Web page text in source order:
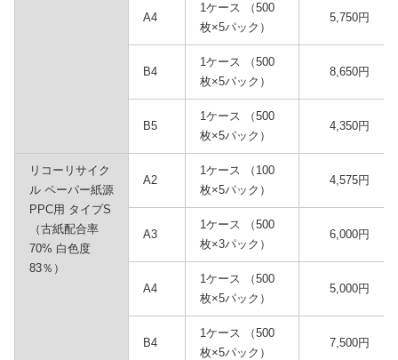
A4
1ケース （500
枚×5パック）
5,750円
B4
1ケース （500
枚×5パック）
8,650円
B5
1ケース （500
枚×5パック）
4,350円
リコーリサイク
ル ペーパー紙源
PPC用 タイプS
（古紙配合率
70% 白色度
83％）
A2
1ケース （100
枚×5パック）
4,575円
A3
1ケース （500
枚×3パック）
6,000円
A4
1ケース （500
枚×5パック）
5,000円
B4
1ケース （500
枚×5パック）
7,500円